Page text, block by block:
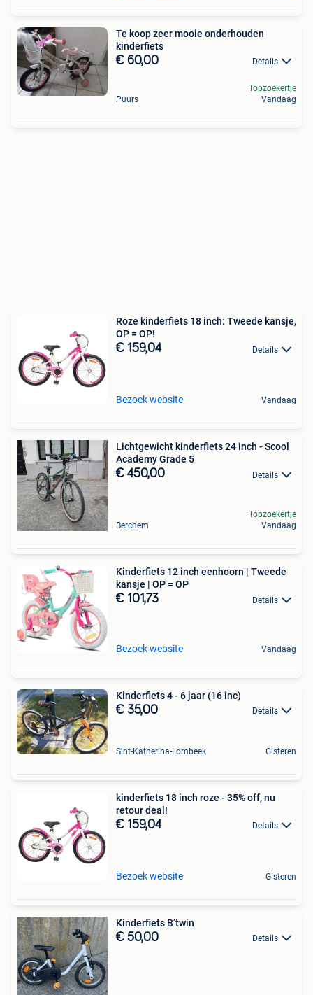
Te koop zeer mooie onderhouden
kinderfiets
€ 60,00 Details
Puurs
Topzoekertje
Vandaag
Roze kinderfiets 18 inch: Tweede kansje,
OP = OP!
€ 159,04 Details
Bezoek website Vandaag
Lichtgewicht kinderfiets 24 inch - Scool
Academy Grade 5
€ 450,00 Details
Berchem
Topzoekertje
Vandaag
Kinderfiets 12 inch eenhoorn | Tweede
kansje | OP = OP
€ 101,73 Details
Bezoek website Vandaag
Kinderfiets 4 - 6 jaar (16 inc)
€ 35,00 Details
Sint-Katherina-Lombeek Gisteren
kinderfiets 18 inch roze - 35% off, nu
retour deal!
€ 159,04 Details
Bezoek website Gisteren
Kinderfiets B’twin
€ 50,00 Details